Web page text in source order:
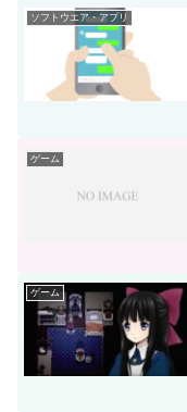
ソフトウエア・アプリ
ゲーム
ゲーム